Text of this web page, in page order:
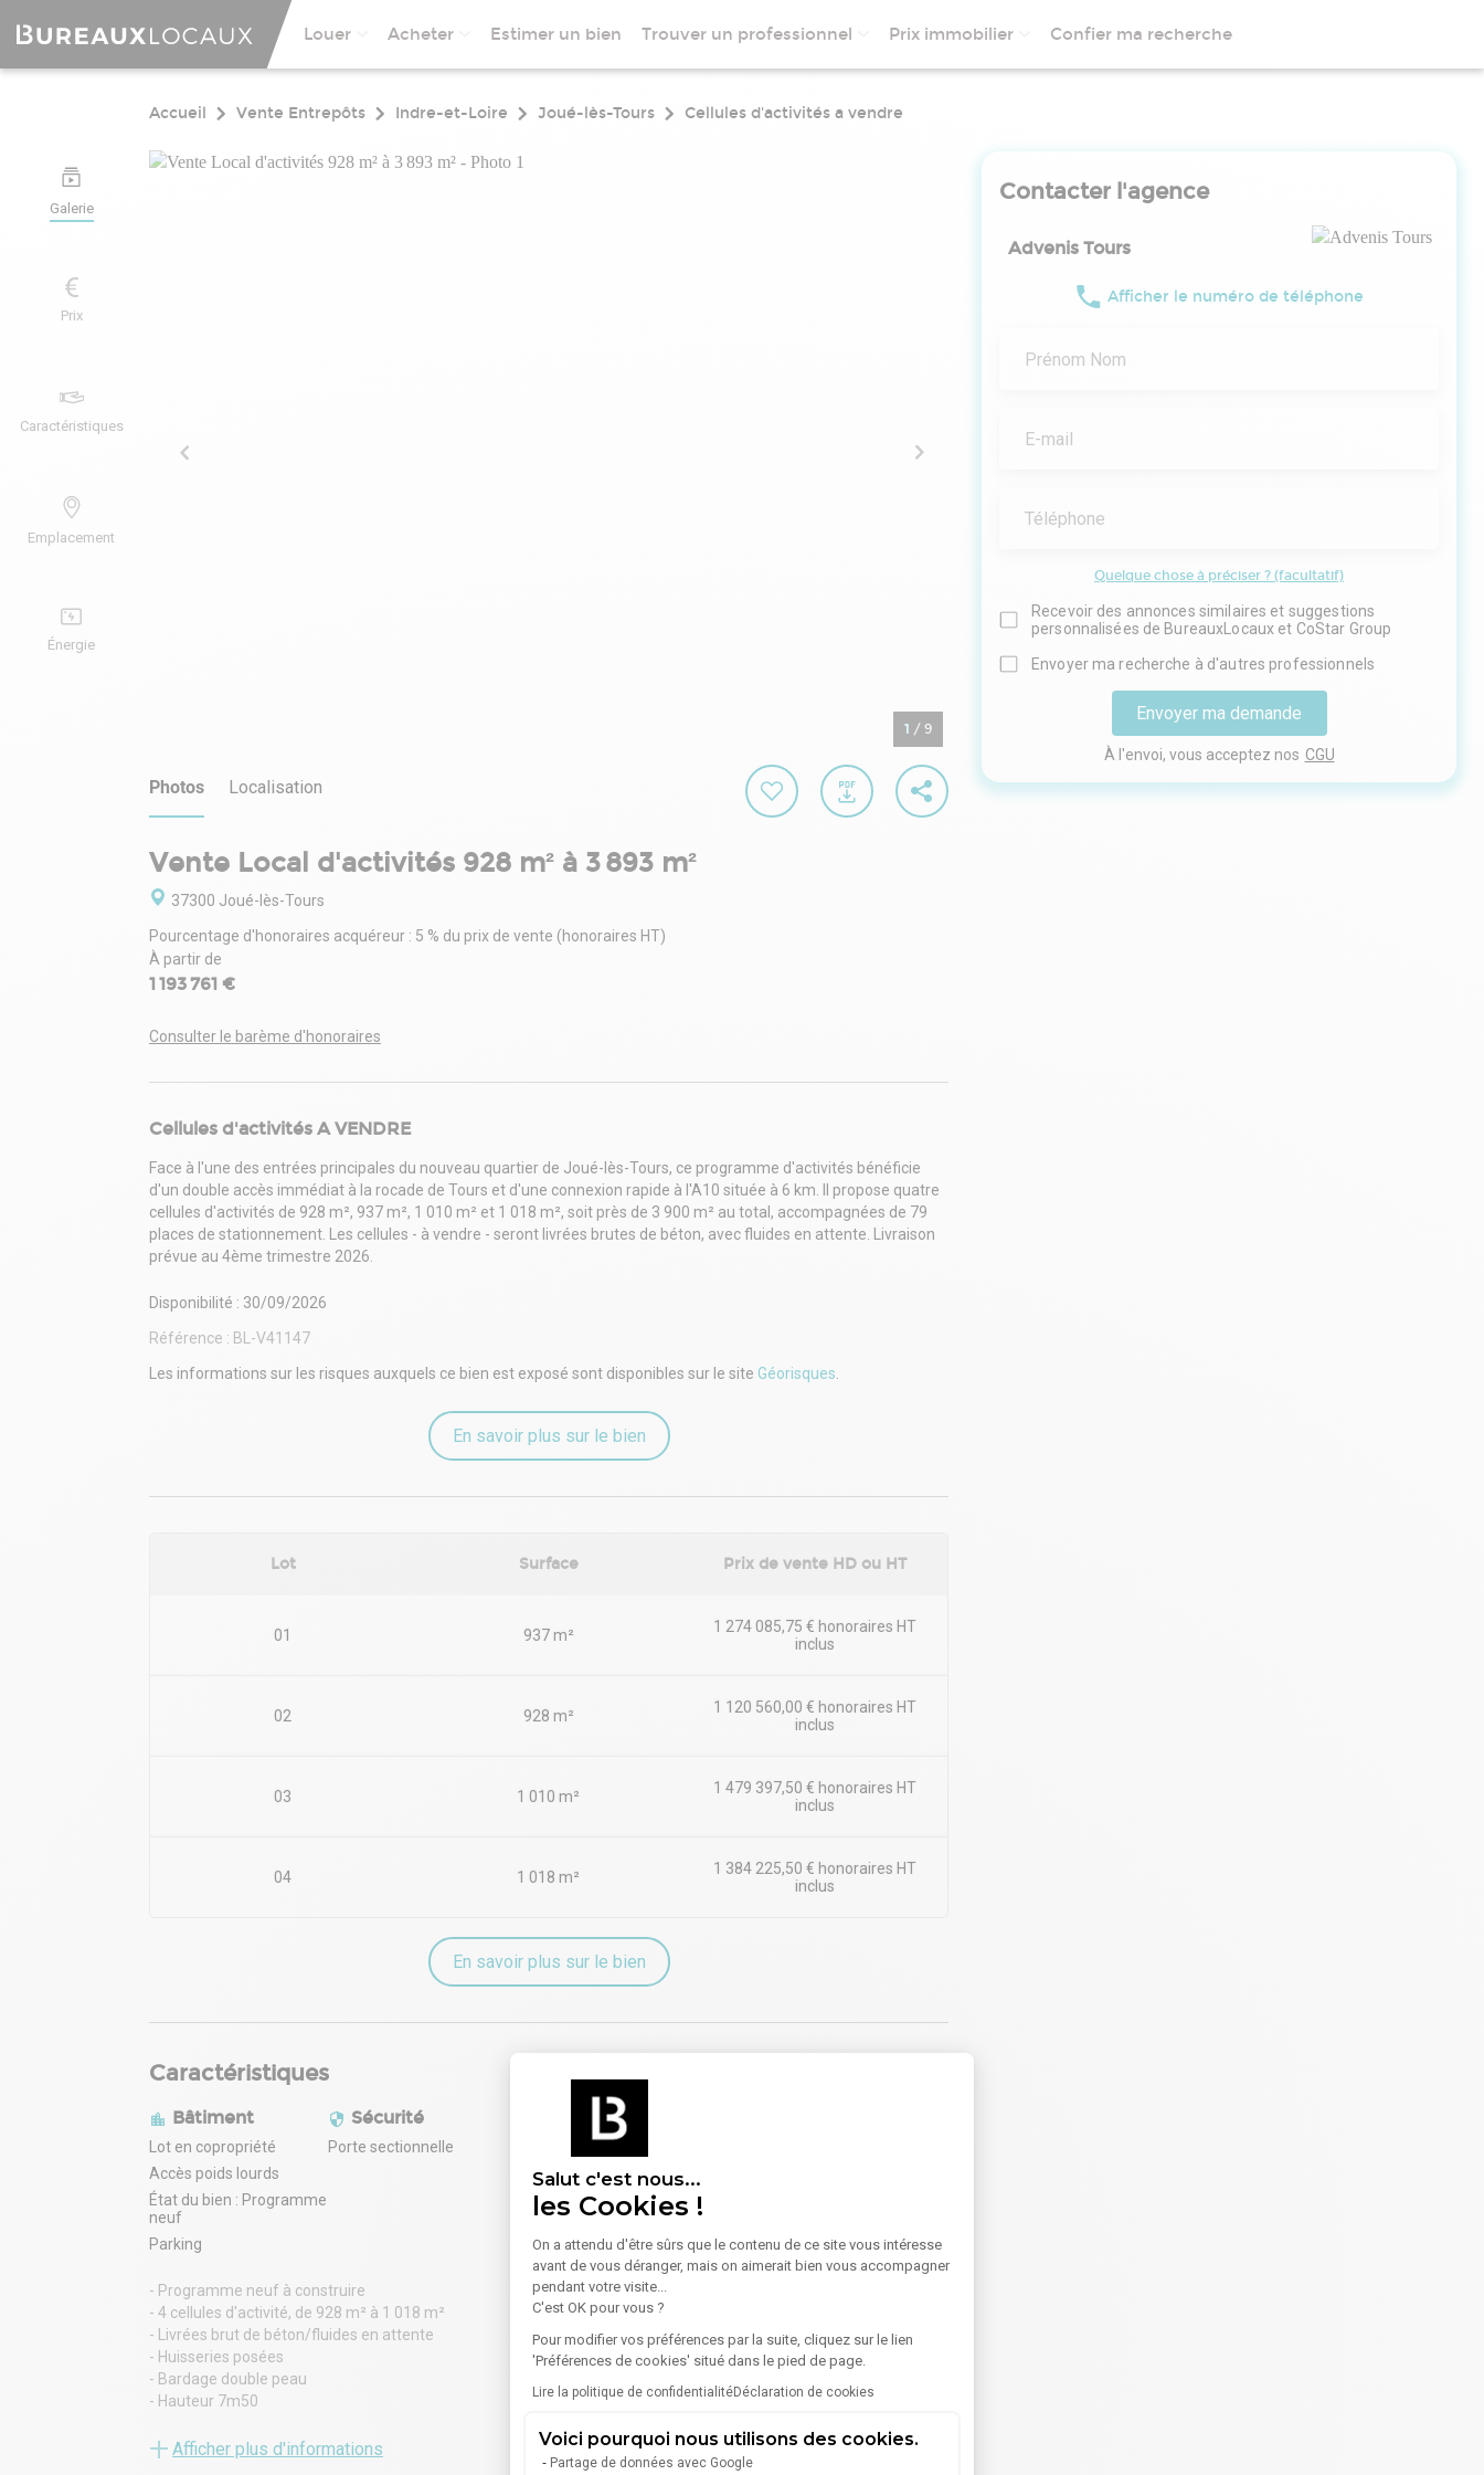
Salut c'est nous...
les Cookies !
On a attendu d'être sûrs que le contenu de ce site vous intéresse
avant de vous déranger, mais on aimerait bien vous accompagner
pendant votre visite...
C'est OK pour vous ?
Pour modifier vos préférences par la suite, cliquez sur le lien
'Préférences de cookies' situé dans le pied de page.
Lire la politique de confidentialitéDéclaration de cookies
Voici pourquoi nous utilisons des cookies.
Partage de données avec Google
Louer Acheter Estimer un bien Trouver un professionnel Prix immobilier Confier ma recherche
Galerie
Prix
Caractéristiques
Emplacement
Énergie
Accueil Vente Entrepôts Indre-et-Loire Joué-lès-Tours Cellules d'activités a vendre
1 / 9
Photos Localisation
Vente Local d'activités 928 m² à 3 893 m²
37300 Joué-lès-Tours
Pourcentage d'honoraires acquéreur : 5 % du prix de vente (honoraires HT)
À partir de
1 193 761 €
Consulter le barème d'honoraires
Cellules d'activités A VENDRE
Face à l'une des entrées principales du nouveau quartier de Joué-lès-Tours, ce programme d'activités bénéficie
d'un double accès immédiat à la rocade de Tours et d'une connexion rapide à l'A10 située à 6 km. Il propose quatre
cellules d'activités de 928 m², 937 m², 1 010 m² et 1 018 m², soit près de 3 900 m² au total, accompagnées de 79
places de stationnement. Les cellules - à vendre - seront livrées brutes de béton, avec fluides en attente. Livraison
prévue au 4ème trimestre 2026.
Disponibilité : 30/09/2026
Référence : BL-V41147
Les informations sur les risques auxquels ce bien est exposé sont disponibles sur le site Géorisques.
En savoir plus sur le bien
Lot Surface Prix de vente HD ou HT
01 937 m²
1 274 085,75 € honoraires HT
inclus
02 928 m²
1 120 560,00 € honoraires HT
inclus
03 1 010 m²
1 479 397,50 € honoraires HT
inclus
04 1 018 m²
1 384 225,50 € honoraires HT
inclus
En savoir plus sur le bien
Caractéristiques
Bâtiment
Lot en copropriété
Accès poids lourds
État du bien : Programme
neuf
Parking
Sécurité
Porte sectionnelle
- Programme neuf à construire
- 4 cellules d'activité, de 928 m² à 1 018 m²
- Livrées brut de béton/fluides en attente
- Huisseries posées
- Bardage double peau
- Hauteur 7m50
- Le tout implanté sur un terrain d'environ 8 600 m²
Afficher plus d'informations
Contacter l'agence
Advenis Tours
Afficher le numéro de téléphone
Prénom Nom
E-mail
Téléphone
Quelque chose à préciser ? (facultatif)
Recevoir des annonces similaires et suggestions
personnalisées de BureauxLocaux et CoStar Group
Envoyer ma recherche à d'autres professionnels
Envoyer ma demande
À l'envoi, vous acceptez nos CGU